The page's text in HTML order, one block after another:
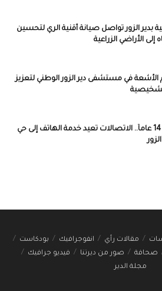
بدير الزور تواصل صيانة أقنية الري لتحسين
الأراضي الزراعية
في مستشفى دير الزور الوطني لتعزيز
بعد انقطاع 14 عاماً.. الاتصالات تعيد خدمة الهاتف إلى حي
مقالات رأي انفوجرافيك
بودكاست
صحافة صور من ديرتنا
فيديو جرافيك
مجلة الدير